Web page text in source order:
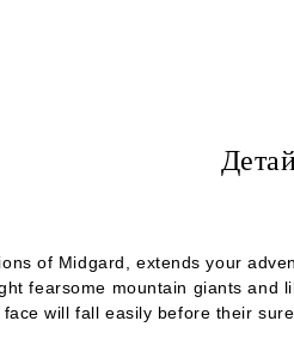
of Midgard
, extends your
fearsome mountain giants
will fall easily before their sure